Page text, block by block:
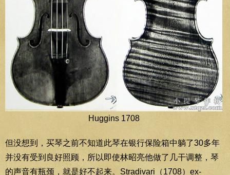
Huggins 1708
但没想到，买琴之前不知道此琴在银行保险箱中躺了30多年
并没有受到良好照顾，所以即使林昭亮他做了几干调整，琴
的声音有瓶颈，就是好不起来。Stradivari（1708）ex-